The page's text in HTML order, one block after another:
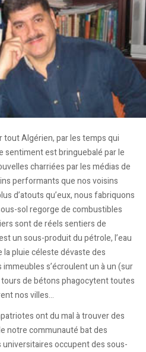
tout Algérien, par les temps qui
sentiment est bringuebalé par le
charriées par les médias de
performants que nos voisins
d’atouts qu’eux, nous fabriquons
sol regorge de combustibles
sont de réels sentiers de
un sous-produit du pétrole, l’eau
pluie céleste dévaste des
s’écroulent un à un (sur
de bétons phagocytent toutes
nos villes…
ont du mal à trouver des
notre communauté bat des
occupent des sous-